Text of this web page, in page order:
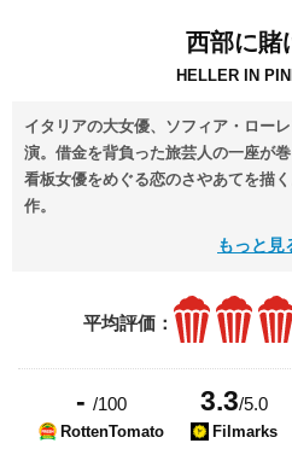
西部に賭
HELLER IN
イタリアの大女優、ソフィア・ロー
演。借金を背負った旅芸人の一座が
看板女優をめぐる恋のさやあてを描
作。
もっと見
平均評価：
- /100
RottenTomato
3.3/5.0
Filmarks